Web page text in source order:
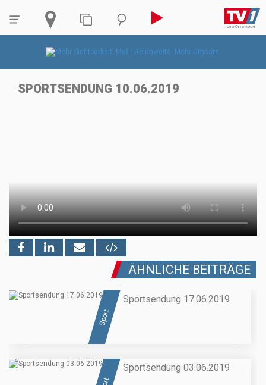
SPORTSENDUNG 10.06.2019
ÄHNLICHE BEITRÄGE
Sport
Sportsendung 17.06.2019
Sportsendung 03.06.2019